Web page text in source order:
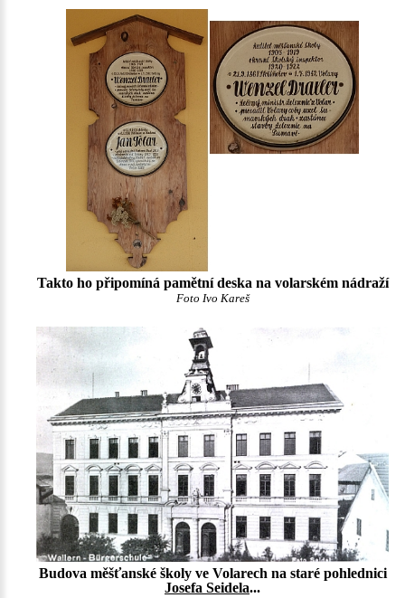
Takto ho připomíná pamětní deska na volarském nádraží
Foto Ivo Kareš
Budova měšťanské školy ve Volarech na staré pohlednici
Josefa Seidela...